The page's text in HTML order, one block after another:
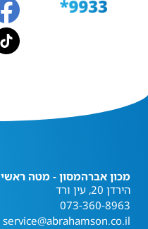
מכון אברהמסון - מטה ראשי
הירדן 20, עין ורד
073-360-8963
service@abrahamson.co.il